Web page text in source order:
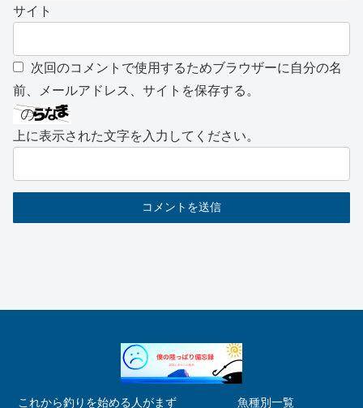
サイト
次回のコメントで使用するためブラウザーに自分の名
前、メールアドレス、サイトを保存する。
上に表示された文字を入力してください。
これから釣りを始める人がまず 魚種別一覧